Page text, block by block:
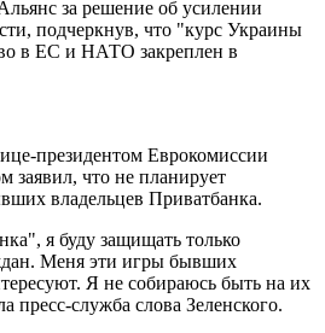
за решение об усилении
подчеркнув, что "курс Украины
в ЕС и НАТО закреплен в
президентом Еврокомиссии
заявил, что не планирует
владельцев Приватбанка.
я буду защищать только
Меня эти игры бывших
Я не собираюсь быть на их
пресс-служба слова Зеленского.